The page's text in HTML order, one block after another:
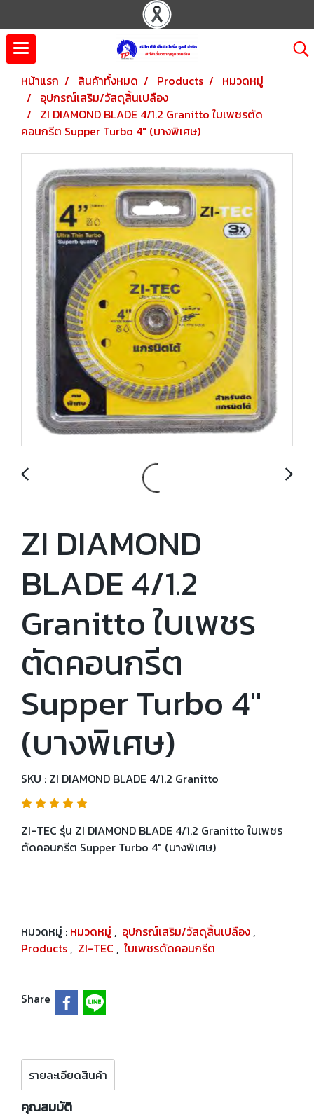
หน้าแรก สินค้าทั้งหมด Products
หมวดหมู่
อุปกรณ์เสริม/วัสดุสิ้นเปลือง
ZI DIAMOND BLADE 4/1.2 Granitto ใบเพชรตัด
คอนกรีต Supper Turbo 4" (บางพิเศษ)
ZI DIAMOND
BLADE 4/1.2
Granitto ใบเพชร
ตัดคอนกรีต
Supper Turbo 4"
(บางพิเศษ)
SKU : ZI DIAMOND BLADE 4/1.2 Granitto
ZI-TEC รุ่น ZI DIAMOND BLADE 4/1.2 Granitto ใบเพชร
ตัดคอนกรีต Supper Turbo 4" (บางพิเศษ)
หมวดหมู่ : หมวดหมู่ , อุปกรณ์เสริม/วัสดุสิ้นเปลือง ,
Products , ZI-TEC , ใบเพชรตัดคอนกรีต
Share
รายละเอียดสินค้า
คุณสมบัติ